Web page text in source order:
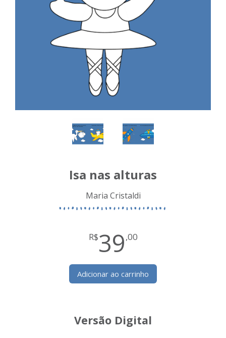
Isa nas alturas
Maria Cristaldi
R$39,00
Adicionar ao carrinho
Versão Digital